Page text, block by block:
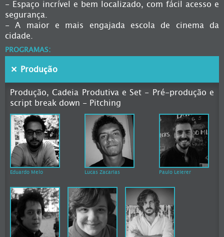
- Espaço incrível e bem localizado, com fácil acesso e
segurança.
- A maior e mais engajada escola de cinema da
cidade.
PROGRAMAS:
Produção
Produção, Cadeia Produtiva e Set - Pré-produção e
script break down - Pitching
Eduardo Melo Lucas Zacarias Paulo Leierer